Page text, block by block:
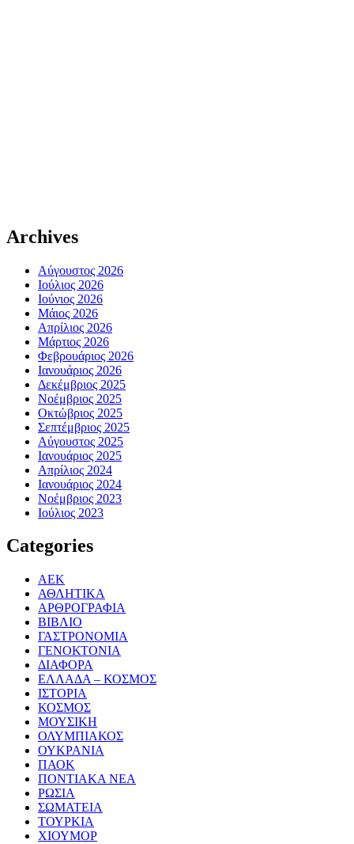
Archives
Αύγουστος 2026
Ιούλιος 2026
Ιούνιος 2026
Μάιος 2026
Απρίλιος 2026
Μάρτιος 2026
Φεβρουάριος 2026
Ιανουάριος 2026
Δεκέμβριος 2025
Νοέμβριος 2025
Οκτώβριος 2025
Σεπτέμβριος 2025
Αύγουστος 2025
Ιανουάριος 2025
Απρίλιος 2024
Ιανουάριος 2024
Νοέμβριος 2023
Ιούλιος 2023
Categories
ΑΕΚ
ΑΘΛΗΤΙΚΑ
ΑΡΘΡΟΓΡΑΦΙΑ
ΒΙΒΛΙΟ
ΓΑΣΤΡΟΝΟΜΙΑ
ΓΕΝΟΚΤΟΝΙΑ
ΔΙΑΦΟΡΑ
ΕΛΛΑΔΑ – ΚΟΣΜΟΣ
ΙΣΤΟΡΙΑ
ΚΟΣΜΟΣ
ΜΟΥΣΙΚΗ
ΟΛΥΜΠΙΑΚΟΣ
ΟΥΚΡΑΝΙΑ
ΠΑΟΚ
ΠΟΝΤΙΑΚΑ ΝΕΑ
ΡΩΣΙΑ
ΣΩΜΑΤΕΙΑ
ΤΟΥΡΚΙΑ
ΧΙΟΥΜΟΡ